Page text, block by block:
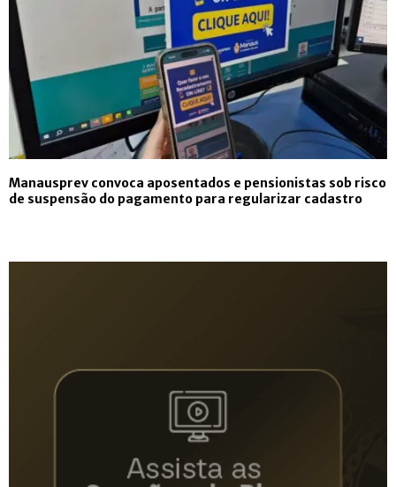
Manausprev convoca aposentados e pensionistas sob risco
de suspensão do pagamento para regularizar cadastro